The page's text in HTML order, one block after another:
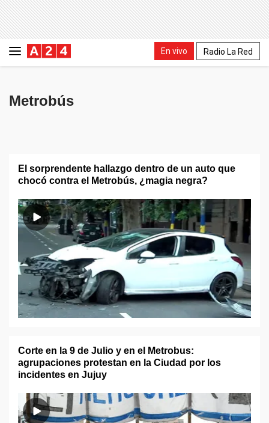
En vivo Radio La Red
Metrobús
El sorprendente hallazgo dentro de un auto que
chocó contra el Metrobús, ¿magia negra?
Corte en la 9 de Julio y en el Metrobus:
agrupaciones protestan en la Ciudad por los
incidentes en Jujuy